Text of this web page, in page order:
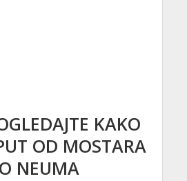
KAKO
OD MOSTARA
NEUMA